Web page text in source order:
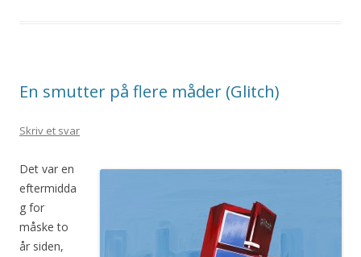
En smutter på flere måder (Glitch)
Skriv et svar
Det var en
eftermidda
g for
måske to
år siden,